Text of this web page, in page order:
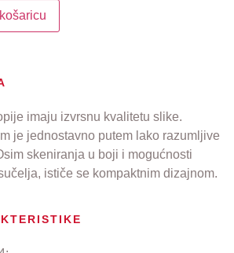
imaju izvrsnu kvalitetu slike.
je jednostavno putem lako razumljive
skeniranja u boji i mogućnosti
ističe se kompaktnim dizajnom.